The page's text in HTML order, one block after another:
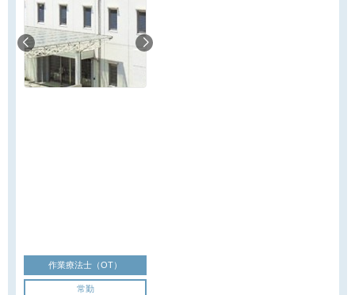
作業療法士（OT）
常勤